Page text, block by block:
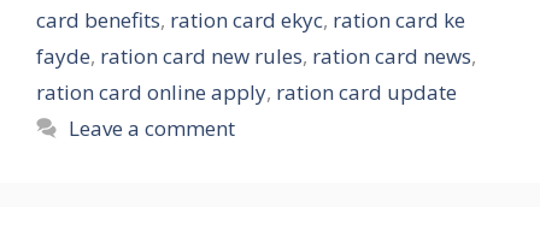
card benefits, ration card ekyc, ration card ke
fayde, ration card new rules, ration card news,
ration card online apply, ration card update
Leave a comment